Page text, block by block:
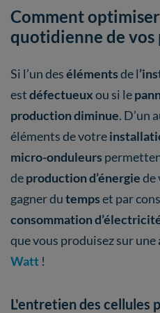
Comment
quotidienne de vos
Si l’un desélémentsde l
estdéfectueuxou si le
production diminue. D’un
éléments de votre
micro-onduleurs
deproduction d’énergiede
gagner dutempset par
consommation
que vous produisez sur une
Watt !
L'entretien des cellules